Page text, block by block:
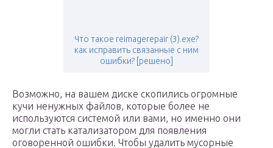
Что такое reimagerepair (3).exe?
как исправить связанные с ним
ошибки? [решено]
Возможно, на вашем диске скопились огромные
кучи ненужных файлов, которые более не
используются системой или вами, но именно они
могли стать катализатором для появления
оговоренной ошибки. Чтобы удалить мусорные